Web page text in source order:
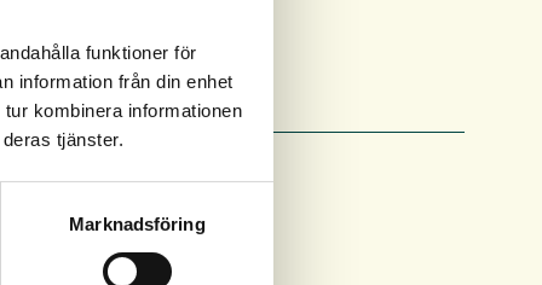
funktioner för
information från din enhet
kombinera informationen
tjänster.
Marknadsföring